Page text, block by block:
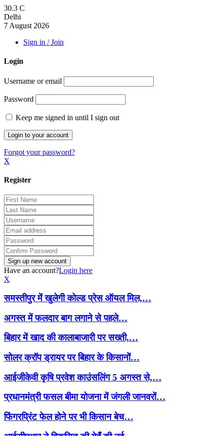
30.3 C
Delhi
7 August 2026
Sign in / Join
Login
Username or email
Password
Keep me signed in until I sign out
Forgot your password?
X
Register
Have an account?Login here
X
समस्तीपुर में खुलेगी कोल्ड प्रेस ऑयल मिल,…
अगस्त में फलदार बाग लगाने से पहले…
बिहार में खाद की कालाबाजारी पर सख्ती,…
सोलर क्रॉप ड्रायर पर बिहार के किसानों…
आईजीकेवी कृषि प्रवेश काउंसलिंग 5 अगस्त से,…
प्रधानमंत्री फसल बीमा योजना में जंगली जानवरों…
फिंगरप्रिंट फेल होने पर भी किसान बेच…